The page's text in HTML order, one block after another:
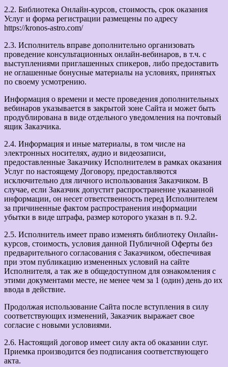
2.2. Библиотека Онлайн-курсов, стоимость, срок оказания
Услуг и форма регистрации размещены по адресу
https://kronos-astro.com/
2.3. Исполнитель вправе дополнительно организовать
проведение консультационных онлайн-вебинаров, в т.ч. с
выступлениями приглашенных спикеров, либо предоставить
не оглашенные бонусные материалы на условиях, принятых
по своему усмотрению.
Информация о времени и месте проведения дополнительных
вебинаров указывается в закрытой зоне Сайта и может быть
продублирована в виде отдельного уведомления на почтовый
ящик Заказчика.
2.4. Информация и иные материалы, в том числе на
электронных носителях, аудио и видеозаписи,
предоставленные Заказчику Исполнителем в рамках оказания
Услуг по настоящему Договору, предоставляются
исключительно для личного использования Заказчиком. В
случае, если Заказчик допустит распространение указанной
информации, он несет ответственность перед Исполнителем
за причиненные фактом распространения информации
убытки в виде штрафа, размер которого указан в п. 9.2.
2.5. Исполнитель имеет право изменять библиотеку Онлайн-
курсов, стоимость, условия данной Публичной Оферты без
предварительного согласования с Заказчиком, обеспечивая
при этом публикацию измененных условий на сайте
Исполнителя, а так же в общедоступном для ознакомления с
этими документами месте, не менее чем за 1 (один) день до их
ввода в действие.
Продолжая использование Сайта после вступления в силу
соответствующих изменений, Заказчик выражает свое
согласие с новыми условиями.
2.6. Настоящий договор имеет силу акта об оказании слуг.
Приемка производится без подписания соответствующего
акта.